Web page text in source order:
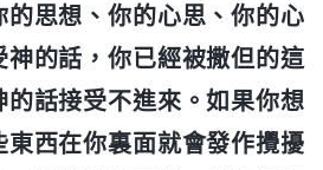
思想、你的心思、你的心
神的話，你已經被撒但的這
話接受不進來。如果你想
東西在你裏面就會發作攪擾